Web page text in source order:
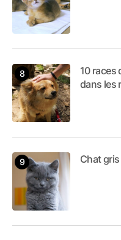
10 races
dans les
Chat